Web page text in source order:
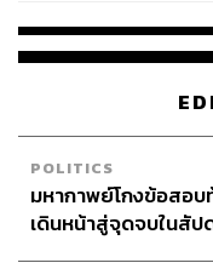
POLITICS
มหากาพย์โกงข้อสอ
เดินหน้าสู่จุดจบในสัป